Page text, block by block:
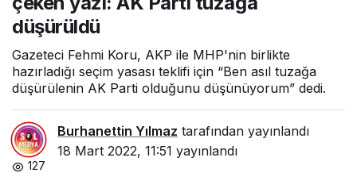
düşürüldü
Gazeteci Fehmi Koru, AKP ile MHP'nin birlikte
hazırladığı seçim yasası teklifi için “Ben asıl tuzağa
düşürülenin AK Parti olduğunu düşünüyorum” dedi.
Burhanettin Yılmaz tarafından yayınlandı
18 Mart 2022, 11:51 yayınlandı
127
çarpıcı itiraf!